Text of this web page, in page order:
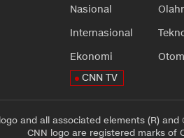
Nasional
Internasional
Ekonomi
CNN TV
and all associated elements (R)
CNN logo are registered marks of